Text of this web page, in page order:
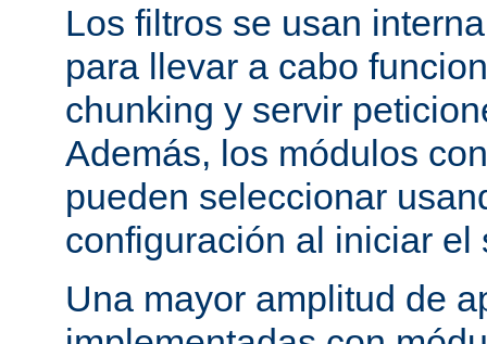
Los filtros se usan
para llevar a cabo
chunking y servir
Además, los módulos
pueden seleccionar
configuración al iniciar el
Una mayor amplitud de